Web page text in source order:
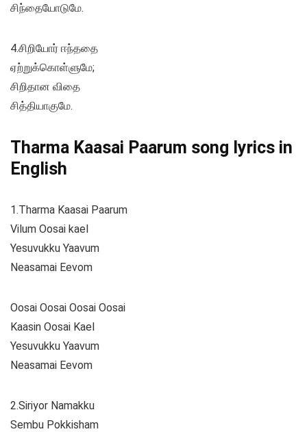
சிந்தையோடுமே.
4.சிறியோர் ஈந்ததை
ஏற்றுக்கொள்ளுமே;
சிறிதான விதை
சித்தியாகுமே.
Tharma Kaasai Paarum song lyrics in
English
1.Tharma Kaasai Paarum
Vilum Oosai kael
Yesuvukku Yaavum
Neasamai Eevom
Oosai Oosai Oosai Oosai
Kaasin Oosai Kael
Yesuvukku Yaavum
Neasamai Eevom
2.Siriyor Namakku
Sembu Pokkisham